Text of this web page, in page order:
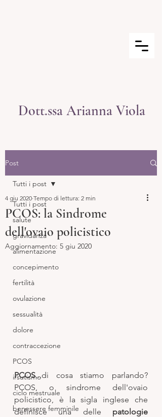
Dott.ssa Arianna Viola
Post
Tutti i post
salute
gravidanza
alimentazione
concepimento
fertilità
ovulazione
sessualità
dolore
contraccezione
PCOS
irsutismo
ciclo mestruale
benessere femminile
Tutti i post
PCOS: la Sindrome
dell'ovaio policistico
4 giu 2020 Tempo di lettura: 2 min
Aggiornamento: 5 giu 2020
PCOS...di cosa stiamo parlando?
PCOS, o sindrome dell'ovaio
policistico, è la sigla inglese che
definisce una delle patologie